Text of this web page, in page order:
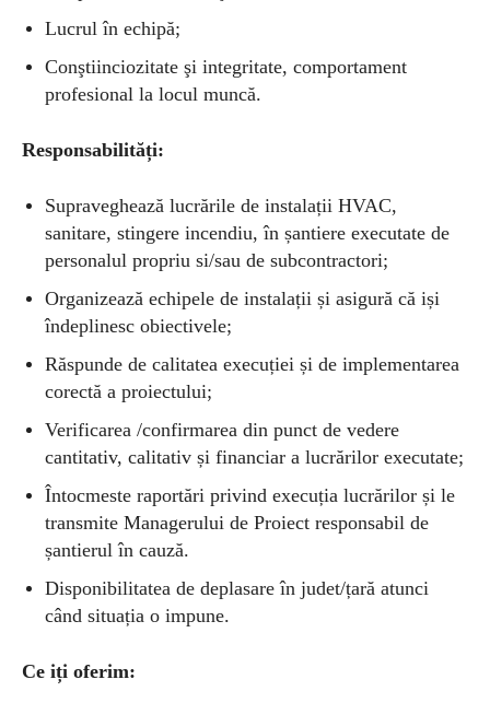
Lucrul în echipă;
Conştiinciozitate şi integritate, comportament
profesional la locul muncă.
Responsabilități:
Supraveghează lucrările de instalații HVAC,
sanitare, stingere incendiu, în șantiere executate de
personalul propriu si/sau de subcontractori;
Organizează echipele de instalații și asigură că iși
îndeplinesc obiectivele;
Răspunde de calitatea execuției și de implementarea
corectă a proiectului;
Verificarea /confirmarea din punct de vedere
cantitativ, calitativ și financiar a lucrărilor executate;
Întocmeste raportări privind execuția lucrărilor și le
transmite Managerului de Proiect responsabil de
șantierul în cauză.
Disponibilitatea de deplasare în judet/țară atunci
când situația o impune.
Ce iți oferim: